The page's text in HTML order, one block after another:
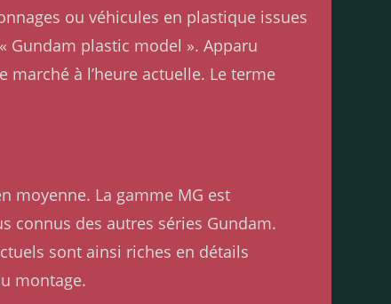
ou véhicules en plastique issues
Gundam plastic model ». Apparu
à l’heure actuelle. Le terme
moyenne. La gamme MG est
connus des autres séries Gundam.
sont ainsi riches en détails
montage.